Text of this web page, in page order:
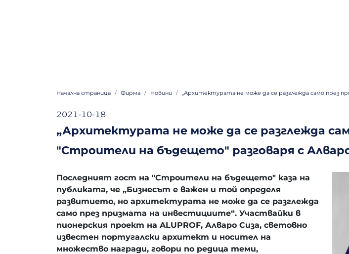
Начална страница Фирма Новини „Архитектурата не може да се разглежда само през
2021-10-18
„Архитектурата не може да се разглежда
"Строители на бъдещето" разговаря с
Последният гост на "Строители на бъдещето" каза на
публиката, че „Бизнесът е важен и той определя
развитието, но архитектурата не може да се разглежда
само през призмата на инвестициите“. Участвайки в
пионерския проект на ALUPROF, Алваро Сиза, световно
известен португалски архитект и носител на
множество награди, говори по редица теми,